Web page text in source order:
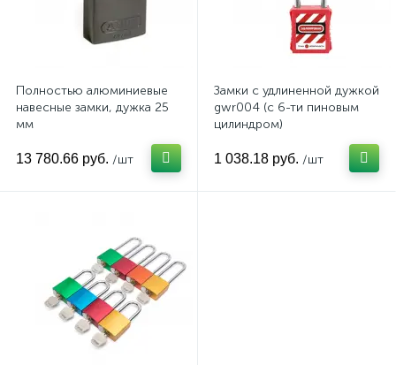
Полностью алюминиевые
навесные замки, дужка 25
мм
13 780.66 руб. /шт
Замки с удлиненной дужкой
gwr004 (с 6-ти пиновым
цилиндром)
1 038.18 руб. /шт